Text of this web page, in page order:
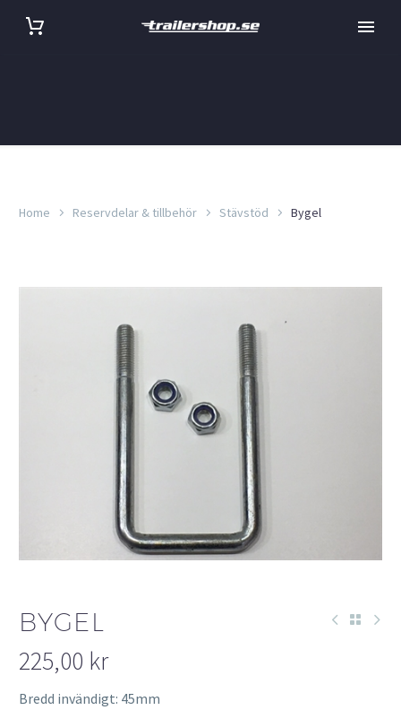
Home Reservdelar & tillbehör Stävstöd Bygel
BYGEL
225,00 kr
Bredd invändigt: 45mm